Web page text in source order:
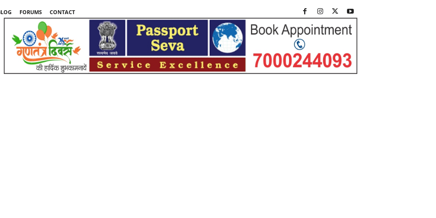
FORUMS
CONTACT